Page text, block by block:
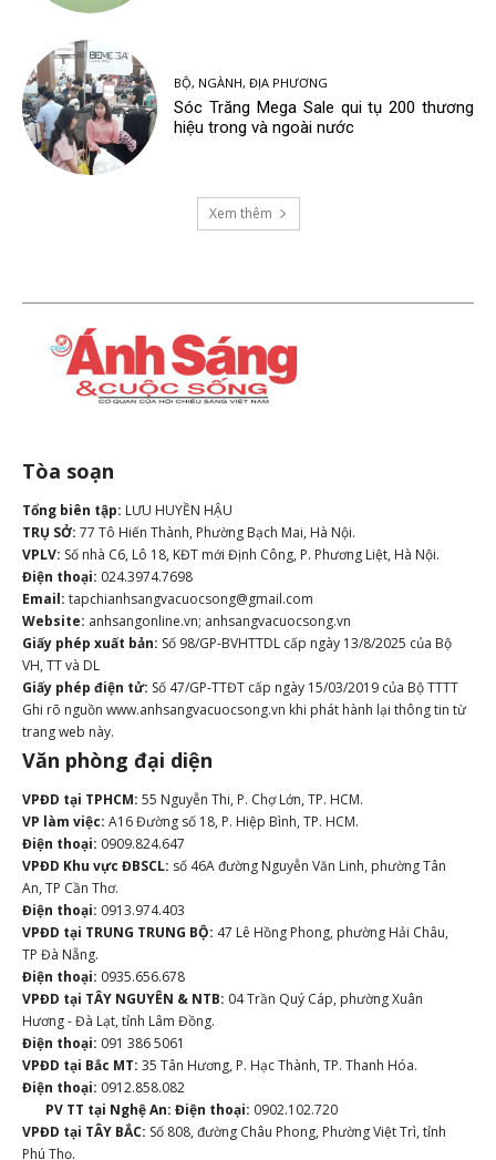
BỘ, NGÀNH, ĐỊA PHƯƠNG
Sóc Trăng Mega Sale qui tụ 200 thương
hiệu trong và ngoài nước
Xem thêm
Tòa soạn
Tổng biên tập: LƯU HUYỀN HẬU
TRỤ SỞ: 77 Tô Hiến Thành, Phường Bạch Mai, Hà Nội.
VPLV: Số nhà C6, Lô 18, KĐT mới Định Công, P. Phương Liệt, Hà Nội.
Điện thoại: 024.3974.7698
Email: tapchianhsangvacuocsong@gmail.com
Website: anhsangonline.vn; anhsangvacuocsong.vn
Giấy phép xuất bản: Số 98/GP-BVHTTDL cấp ngày 13/8/2025 của Bộ
VH, TT và DL
Giấy phép điện tử: Số 47/GP-TTĐT cấp ngày 15/03/2019 của Bộ TTTT
Ghi rõ nguồn www.anhsangvacuocsong.vn khi phát hành lại thông tin từ
trang web này.
Văn phòng đại diện
VPĐD tại TPHCM: 55 Nguyễn Thi, P. Chợ Lớn, TP. HCM.
VP làm việc: A16 Đường số 18, P. Hiệp Bình, TP. HCM.
Điện thoại: 0909.824.647
VPĐD Khu vực ĐBSCL: số 46A đường Nguyễn Văn Linh, phường Tân
An, TP Cần Thơ.
Điện thoại: 0913.974.403
VPĐD tại TRUNG TRUNG BỘ: 47 Lê Hồng Phong, phường Hải Châu,
TP Đà Nẵng.
Điện thoại: 0935.656.678
VPĐD tại TÂY NGUYÊN & NTB: 04 Trần Quý Cáp, phường Xuân
Hương - Đà Lạt, tỉnh Lâm Đồng.
Điện thoại: 091 386 5061
VPĐD tại Bắc MT: 35 Tân Hương, P. Hạc Thành, TP. Thanh Hóa.
Điện thoại: 0912.858.082
PV TT tại Nghệ An: Điện thoại: 0902.102.720
VPĐD tại TÂY BẮC: Số 808, đường Châu Phong, Phường Việt Trì, tỉnh
Phú Thọ.